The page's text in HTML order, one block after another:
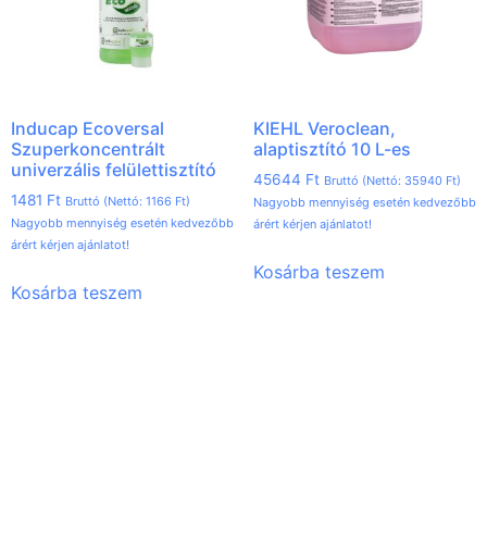
Inducap Ecoversal
Szuperkoncentrált
univerzális felülettisztító
1481 Ft Bruttó (Nettó: 1166 Ft)
Nagyobb mennyiség esetén kedvezőbb
árért kérjen ajánlatot!
Kosárba teszem
KIEHL Veroclean,
alaptisztító 10 L-es
45644 Ft Bruttó (Nettó: 35940 Ft)
Nagyobb mennyiség esetén kedvezőbb
árért kérjen ajánlatot!
Kosárba teszem